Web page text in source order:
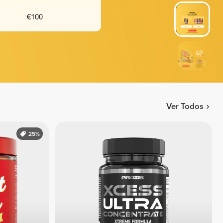
Ver Todos
25%